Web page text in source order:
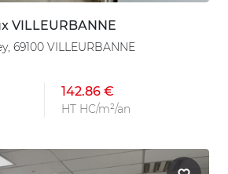
VILLEURBANNE
69100 VILLEURBANNE
142.86 €
HT HC/m²/an